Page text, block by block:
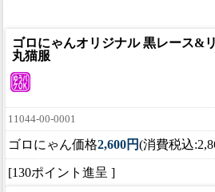
ゴロにゃんオリジナル 黒レース&
丸猫服
11044-00-0001
ゴロにゃん価格2,600円(消費税込
[130ポイント進呈 ]